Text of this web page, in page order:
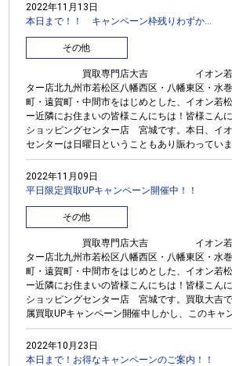
2022年11月13日
本日まで！！ キャンペーン枠残りわずか…
その他
買取専門店大吉 イオン若松シ
ター店北九州市若松区八幡西区・八幡東区・水
町・遠賀町・中間市をはじめとした、イオン若
ー近隣にお住まいの皆様こんにちは！皆様こん
ショッピングセンター店 宮城です。本日、イ
センターは日曜日ということもあり賑わっていま
2022年11月09日
平日限定買取UPキャンペーン開催中！！
その他
買取専門店大吉 イオン若松シ
ター店北九州市若松区八幡西区・八幡東区・水
町・遠賀町・中間市をはじめとした、イオン若
ー近隣にお住まいの皆様こんにちは！皆様こん
ショッピングセンター店 宮城です。買取大吉
属買取UPキャンペーン開催中しかし、このキャ
2022年10月23日
本日まで！お得なキャンペーンのご案内！！